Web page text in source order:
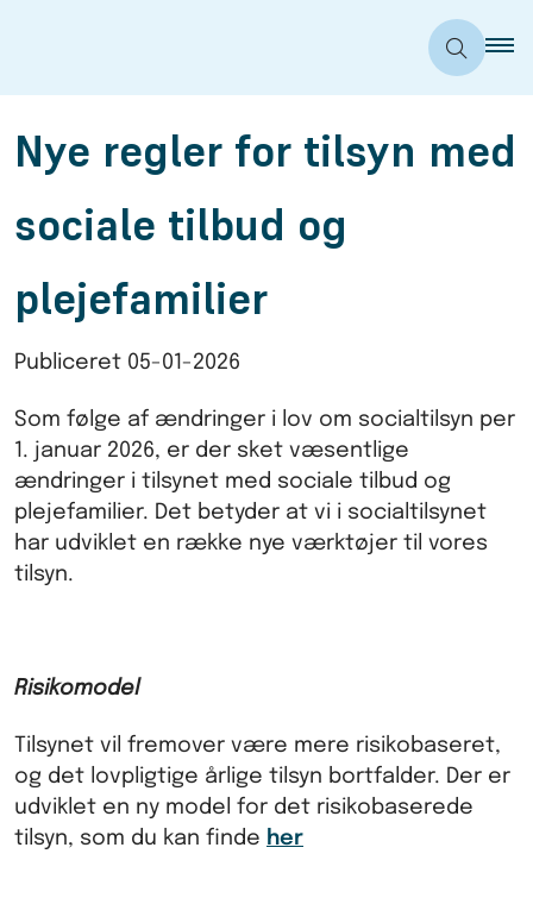
Nye regler for tilsyn med
sociale tilbud og
plejefamilier
Publiceret 05-01-2026
Som følge af ændringer i lov om socialtilsyn per
1. januar 2026, er der sket væsentlige
ændringer i tilsynet med sociale tilbud og
plejefamilier. Det betyder at vi i socialtilsynet
har udviklet en række nye værktøjer til vores
tilsyn.
Risikomodel
Tilsynet vil fremover være mere risikobaseret,
og det lovpligtige årlige tilsyn bortfalder. Der er
udviklet en ny model for det risikobaserede
tilsyn, som du kan finde her